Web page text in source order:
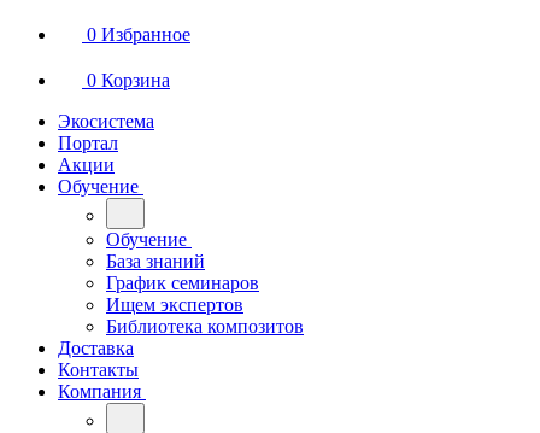
0 Избранное
0 Корзина
Экосистема
Портал
Акции
Обучение
Обучение
База знаний
График семинаров
Ищем экспертов
Библиотека композитов
Доставка
Контакты
Компания